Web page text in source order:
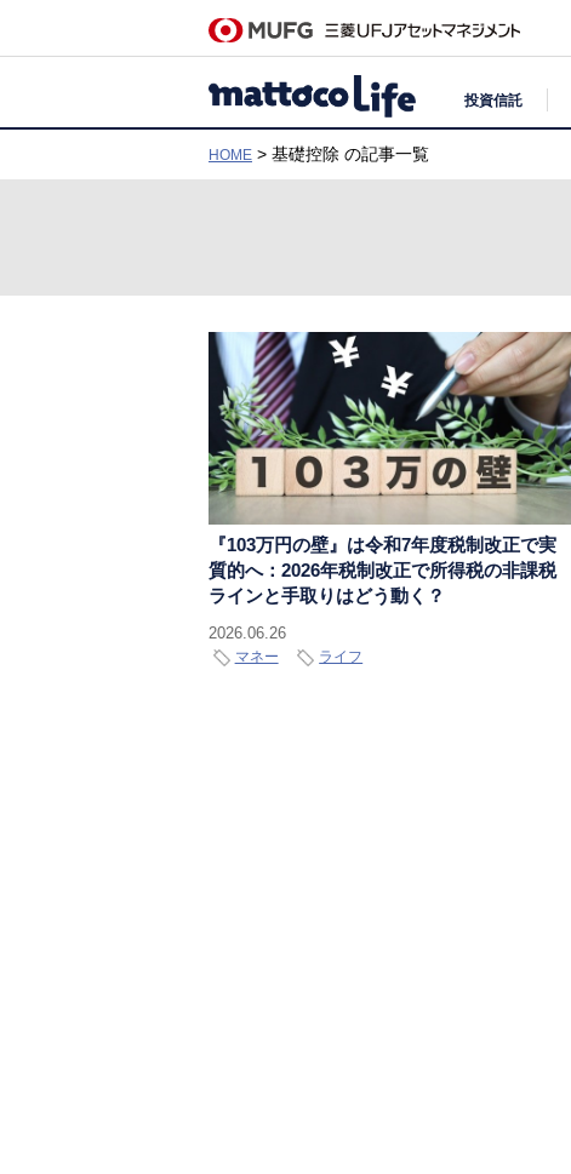
投資信託
HOME > 基礎控除 の記事一覧
『103万円の壁』は令和7年度税制改正で実
質的へ：2026年税制改正で所得税の非課税
ラインと手取りはどう動く？
2026.06.26
マネー ライフ